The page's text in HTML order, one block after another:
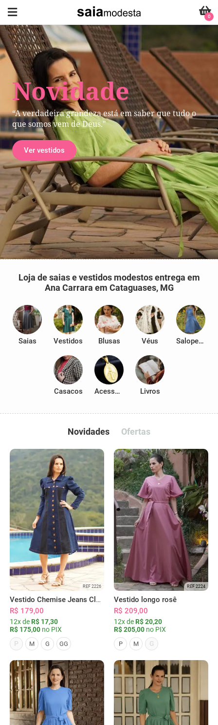
Novidade
“A verdadeira grandeza está em saber que tudo o
que somos vem de Deus."
Ver vestidos
0
Loja de saias e vestidos modestos entrega em
Ana Carrara em Cataguases, MG
Saias Vestidos Blusas Véus Salopetes
Casacos Acessórios Livros
Novidades Ofertas
REF 2226
Vestido Chemise Jeans Clássica Serena
R$ 179,00
12x de R$ 17,30
R$ 175,00 no PIX
P
M G GG
REF 2224
Vestido longo rosê
R$ 209,00
12x de R$ 20,20
R$ 205,00 no PIX
P M G